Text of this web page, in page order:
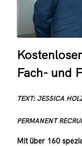
Fach- und
TEXT: JESSICA
PERMANENT
Mit über 160